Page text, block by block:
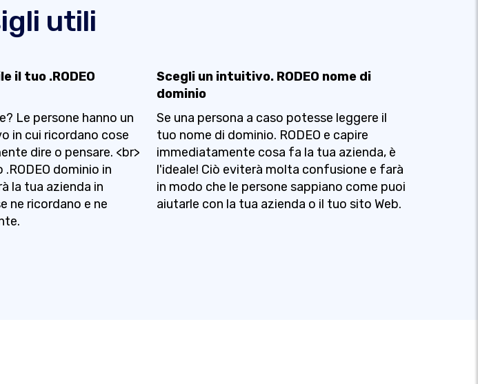
utili
il tuo .RODEO
Le persone hanno un
in cui ricordano cose
dire o pensare. <br>
dominio in
la tua azienda in
ne ricordano e ne
Scegli un intuitivo. RODEO nome di
dominio
Se una persona a caso potesse leggere il
tuo nome di dominio. RODEO e capire
immediatamente cosa fa la tua azienda, è
l'ideale! Ciò eviterà molta confusione e farà
in modo che le persone sappiano come puoi
aiutarle con la tua azienda o il tuo sito Web.